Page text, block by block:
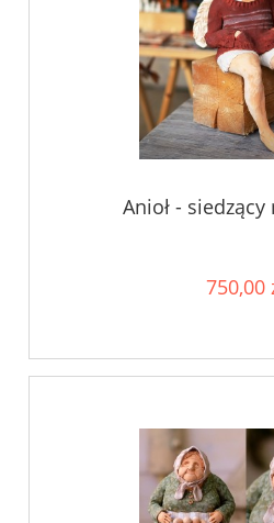
Anioł - siedzący
750,00